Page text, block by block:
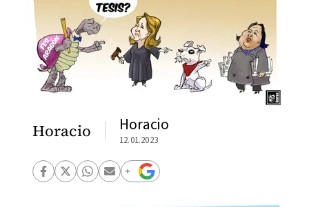
Horacio Horacio
12.01.2023